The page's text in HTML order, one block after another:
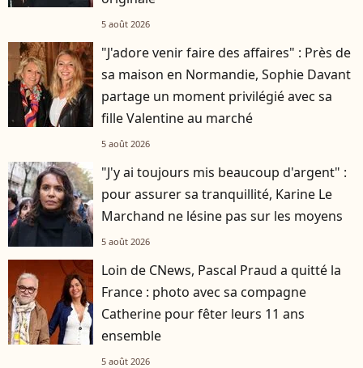
5 août 2026
"J'adore venir faire des affaires" : Près de
sa maison en Normandie, Sophie Davant
partage un moment privilégié avec sa
fille Valentine au marché
5 août 2026
"J'y ai toujours mis beaucoup d'argent" :
pour assurer sa tranquillité, Karine Le
Marchand ne lésine pas sur les moyens
5 août 2026
Loin de CNews, Pascal Praud a quitté la
France : photo avec sa compagne
Catherine pour fêter leurs 11 ans
ensemble
5 août 2026